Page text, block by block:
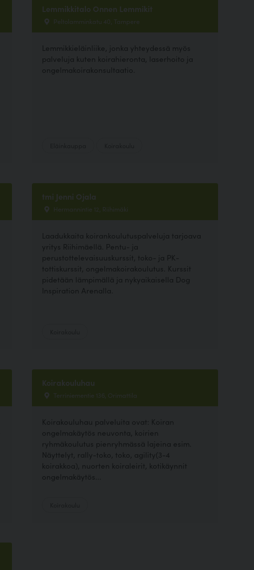
Lemmikkitalo Onnen Lemmikit
Peltolamminkatu 40, Tampere
Lemmikkieläinliike, jonka yhteydessä myös
palveluja kuten koirahieronta, laserhoito ja
ongelmakoirakonsultaatio.
tmi Jenni Ojala
Hermannintie 12, Riihimäki
Laadukkaita koirankoulutuspalveluja tarjoava
yritys Riihimäellä. Pentu- ja
perustottelevaisuuskurssit, toko- ja PK-
tottiskurssit, ongelmakoirakoulutus. Kurssit
pidetään lämpimällä ja nykyaikaisella Dog
Inspiration Arenalla.
Koirakouluhau
Terriniementie 136, Orimattila
Koirakouluhau palveluita ovat: Koiran
ongelmakäytös neuvonta, koirien
ryhmäkoulutus pienryhmässä lajeina esim.
Näyttelyt, rally-toko, toko, agility(3-4
koirakkoa), nuorten koiraleirit, kotikäynnit
ongelmakäytös...